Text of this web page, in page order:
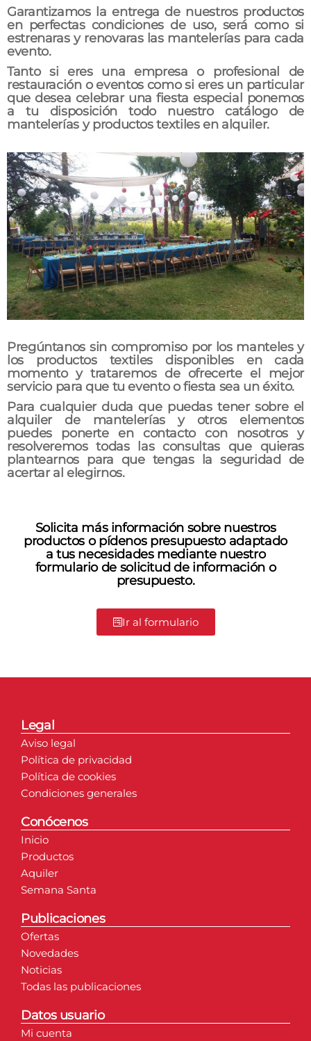
Garantizamos la entrega de nuestros productos
en perfectas condiciones de uso, será como si
estrenaras y renovaras las mantelerías para cada
evento.
Tanto si eres una empresa o profesional de
restauración o eventos como si eres un particular
que desea celebrar una fiesta especial ponemos
a tu disposición todo nuestro catálogo de
mantelerías y productos textiles en alquiler.
Pregúntanos sin compromiso por los manteles y
los productos textiles disponibles en cada
momento y trataremos de ofrecerte el mejor
servicio para que tu evento o fiesta sea un éxito.
Para cualquier duda que puedas tener sobre el
alquiler de mantelerías y otros elementos
puedes ponerte en contacto con nosotros y
resolveremos todas las consultas que quieras
plantearnos para que tengas la seguridad de
acertar al elegirnos.
Solicita más información sobre nuestros
productos o pídenos presupuesto adaptado
a tus necesidades mediante nuestro
formulario de solicitud de información o
presupuesto.
Ir al formulario
Legal
Aviso legal
Política de privacidad
Política de cookies
Condiciones generales
Conócenos
Inicio
Productos
Aquiler
Semana Santa
Publicaciones
Ofertas
Novedades
Noticias
Todas las publicaciones
Datos usuario
Mi cuenta